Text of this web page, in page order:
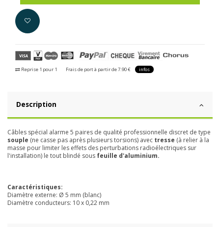
Reprise 1 pour 1 Frais de port à partir de 7.90 € infos
Description
Câbles spécial alarme 5 paires de qualité professionnelle discret de type
souple (ne casse pas après plusieurs torsions) avec tresse (à relier à la
masse pour limiter les effets des perturbations radioélectriques sur
l'installation) le tout blindé sous feuille d'aluminium.
Caractéristiques:
Diamètre externe: Ø 5 mm (blanc)
Diamètre conducteurs: 10 x 0,22 mm